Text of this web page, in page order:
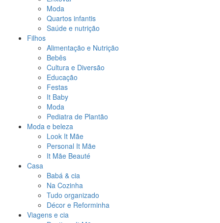
Moda
Quartos infantis
Saúde e nutrição
Filhos
Alimentação e Nutrição
Bebês
Cultura e Diversão
Educação
Festas
It Baby
Moda
Pediatra de Plantão
Moda e beleza
Look It Mãe
Personal It Mãe
It Mãe Beauté
Casa
Babá & cia
Na Cozinha
Tudo organizado
Décor e Reforminha
Viagens e cia